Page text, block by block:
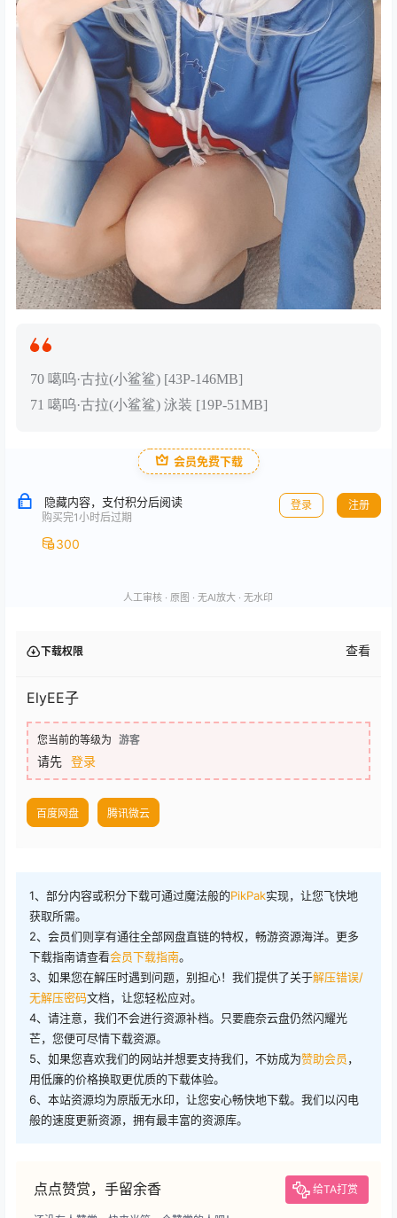
70 噶呜·古拉(小鲨鲨) [43P-146MB]
71 噶呜·古拉(小鲨鲨) 泳装 [19P-51MB]
会员免费下载
隐藏内容，支付积分后阅读
购买完1小时后过期
300
登录 注册
人工审核 · 原图 · 无AI放大 · 无水印
下载权限 查看
ElyEE子
您当前的等级为 游客
请先 登录
百度网盘 腾讯微云
1、部分内容或积分下载可通过魔法般的PikPak实现，让您飞快地
获取所需。
2、会员们则享有通往全部网盘直链的特权，畅游资源海洋。更多
下载指南请查看会员下载指南。
3、如果您在解压时遇到问题，别担心！我们提供了关于解压错误/
无解压密码文档，让您轻松应对。
4、请注意，我们不会进行资源补档。只要鹿奈云盘仍然闪耀光
芒，您便可尽情下载资源。
5、如果您喜欢我们的网站并想要支持我们，不妨成为赞助会员，
用低廉的价格换取更优质的下载体验。
6、本站资源均为原版无水印，让您安心畅快地下载。我们以闪电
般的速度更新资源，拥有最丰富的资源库。
点点赞赏，手留余香 给TA打赏